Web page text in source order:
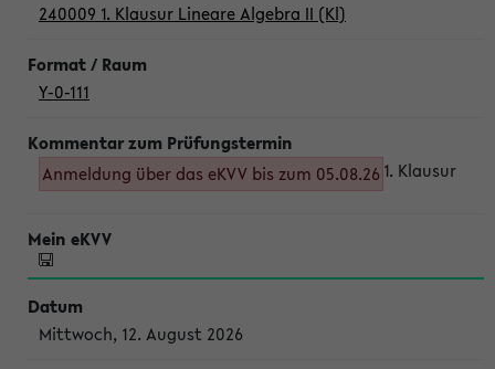
240009 1. Klausur Lineare Algebra II (Kl)
Y-0-111
Anmeldung über das eKVV bis zum 05.08.26 1. Klausur
Mittwoch, 12. August 2026